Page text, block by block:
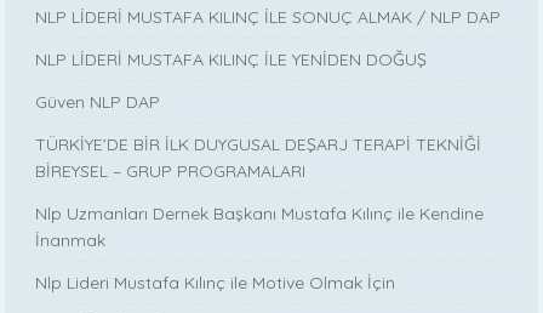
NLP LİDERİ MUSTAFA KILINÇ İLE SONUÇ ALMAK / NLP DAP
NLP LİDERİ MUSTAFA KILINÇ İLE YENİDEN DOĞUŞ
Güven NLP DAP
TÜRKİYE’DE BİR İLK DUYGUSAL DEŞARJ TERAPİ TEKNİĞİ
BİREYSEL – GRUP PROGRAMALARI
Nlp Uzmanları Dernek Başkanı Mustafa Kılınç ile Kendine
İnanmak
Nlp Lideri Mustafa Kılınç ile Motive Olmak İçin